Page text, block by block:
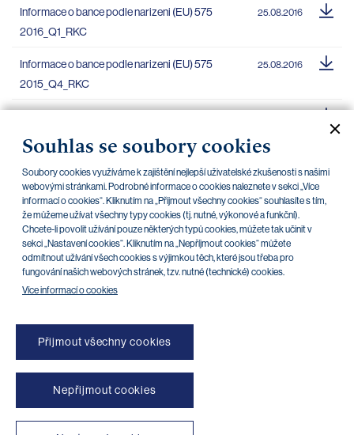
Souhlas se soubory cookies
Soubory cookies využíváme k zajištění nejlepší uživatelské zkušenosti s našimi
webovými stránkami. Podrobné informace o cookies naleznete v sekci „Více
informací o cookies“. Kliknutím na „Přijmout všechny cookies“ souhlasíte s tím,
že můžeme užívat všechny typy cookies (tj. nutné, výkonové a funkční).
Chcete-li povolit užívání pouze některých typů cookies, můžete tak učinit v
sekci „Nastavení cookies“. Kliknutím na „Nepříjmout cookies“ můžete
odmítnout užívání všech cookies s výjimkou těch, které jsou třeba pro
fungování našich webových stránek, tzv. nutné (technické) cookies.
Více informací o cookies
Přijmout všechny cookies
Nepřijmout cookies
Informace o bance podle narizeni (EU) 575
2016_Q1_RKC
25.08.2016
Informace o bance podle narizeni (EU) 575
2015_Q4_RKC
25.08.2016
2015_Q4_RKC
Informace o bance podle narizeni (EU) 575
2016_Q1_RKC
25.08.2016
« 1 2 3 »
NONSTOP blokace internetového bankovnictví (+420) 224 175 901